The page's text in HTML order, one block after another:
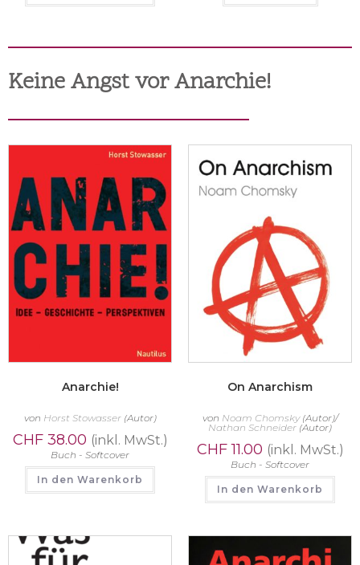
Keine Angst vor Anarchie!
Anarchie!
von Horst Stowasser(Autor)
CHF38.00 (inkl. MwSt.)
Buch - Softcover
In den Warenkorb
On Anarchism
von Noam Chomsky(Autor)/
Nathan Schneider (Autor)
CHF11.00 (inkl. MwSt.)
Buch - Softcover
In den Warenkorb